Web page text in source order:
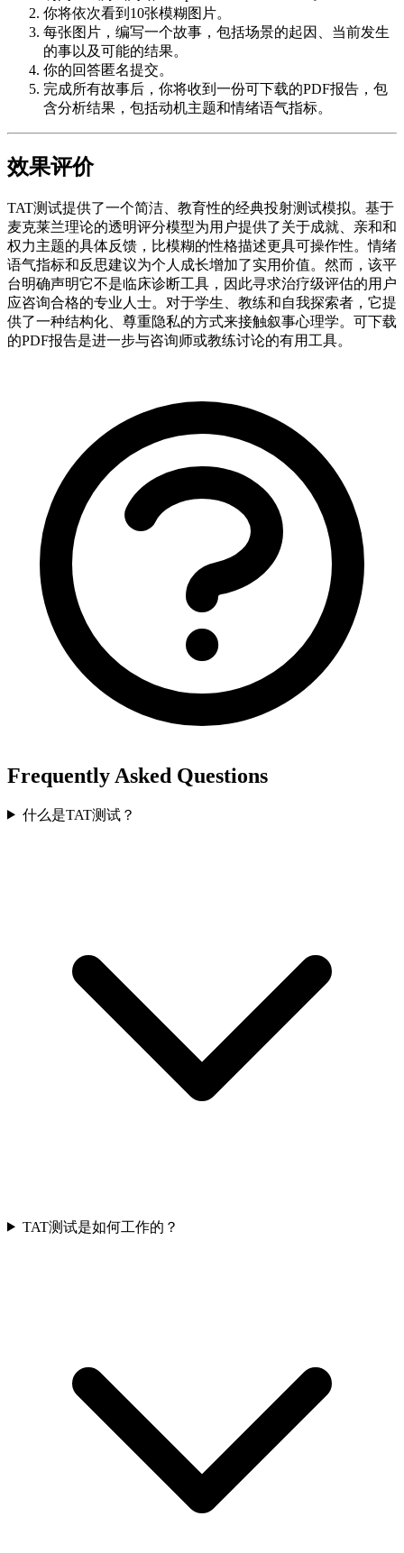
你将依次看到10张模糊图片。
每张图片，编写一个故事，包括场景的起因、当前发生
的事以及可能的结果。
你的回答匿名提交。
完成所有故事后，你将收到一份可下载的PDF报告，包
含分析结果，包括动机主题和情绪语气指标。
效果评价
TAT测试提供了一个简洁、教育性的经典投射测试模拟。基于
麦克莱兰理论的透明评分模型为用户提供了关于成就、亲和和
权力主题的具体反馈，比模糊的性格描述更具可操作性。情绪
语气指标和反思建议为个人成长增加了实用价值。然而，该平
台明确声明它不是临床诊断工具，因此寻求治疗级评估的用户
应咨询合格的专业人士。对于学生、教练和自我探索者，它提
供了一种结构化、尊重隐私的方式来接触叙事心理学。可下载
的PDF报告是进一步与咨询师或教练讨论的有用工具。
Frequently Asked Questions
什么是TAT测试？
TAT测试是如何工作的？